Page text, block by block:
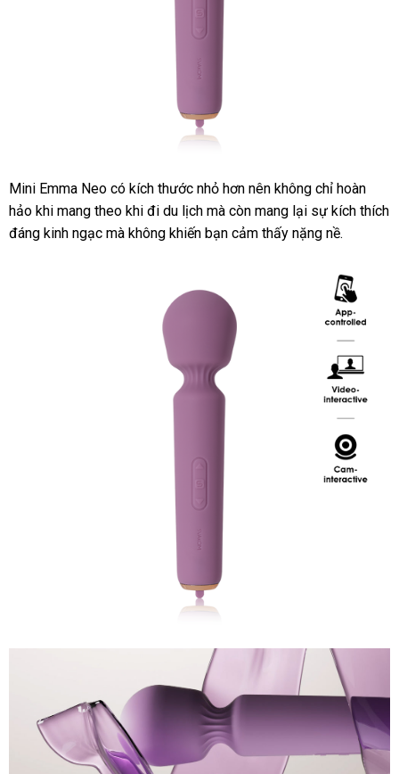
Mini Emma Neo có kích thước nhỏ hơn nên không chỉ hoàn
hảo khi mang theo khi đi du lịch có
nên
mà còn mang lại sự kích thích
đáng kinh ngạc ở
mà không khiến bạn cảm thấy nặng nề.